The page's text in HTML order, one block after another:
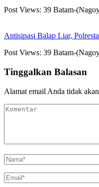
Post Views: 39 Batam-
Antisipasi Balap Liar,
Post Views: 39 Batam-
Tinggalkan Balasan
Alamat email Anda tidak